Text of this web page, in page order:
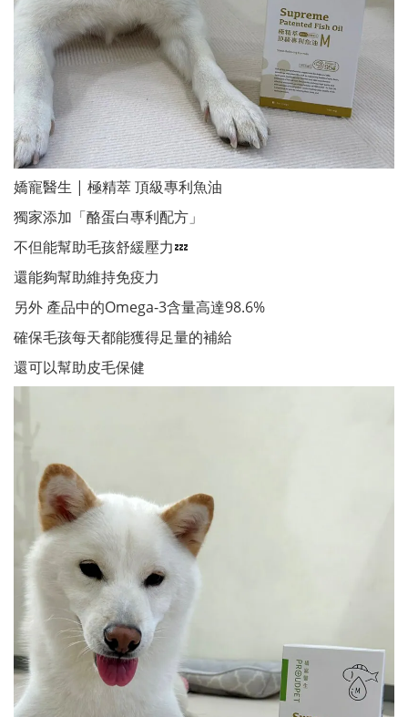
嬌寵醫生 | 極精萃 頂級專利魚油
獨家添加「酪蛋白專利配方」
不但能幫助毛孩舒緩壓力💤
還能夠幫助維持免疫力
另外 產品中的Omega-3含量高達98.6%
確保毛孩每天都能獲得足量的補給
還可以幫助皮毛保健